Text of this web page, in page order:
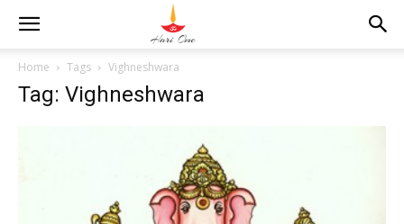
Home Tags Vighneshwara
Tag: Vighneshwara